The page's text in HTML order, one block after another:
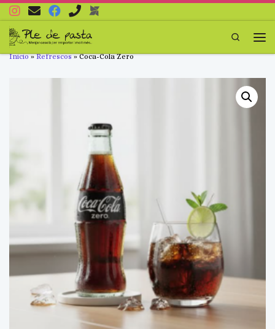
Saltar al contenido
Search
Inicio » Refrescos » Coca-Cola Zero